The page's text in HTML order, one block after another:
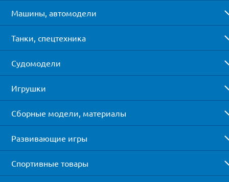
Машины, автомодели
Танки, спецтехника
Судомодели
Игрушки
Сборные модели, материалы
Развивающие игры
Спортивные товары